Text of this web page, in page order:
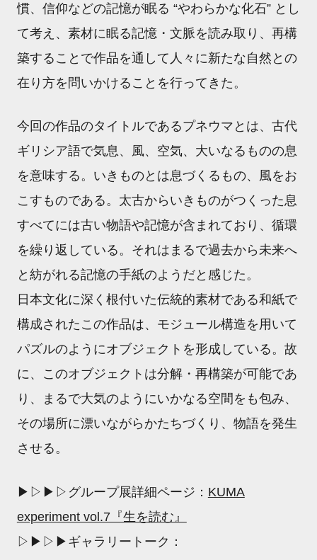
慣、信仰などの記憶が眠る “やわらかな化石” とし
て考え、素材に眠る記憶・文脈を読み取り、再構
築することで作品を通して人々に新たな自然との
在り方を問いかけることを行ってきた。
今回の作品のタイトルであるプネウマとは、古代
ギリシア語で気息、風、空気、大いなるものの息
を意味する。いきものとは息づくるもの、風をお
こすものである。太古からいきものがつくった息
すべてには古い物語や記憶が含まれており、循環
を繰り返している。それはまるで過去から未来へ
と紡がれる記憶の手紙のようだと感じた。
日本文化に深く根付いた伝統的素材である和紙で
構成されたこの作品は、モジュール構造を用いて
パズルのようにオブジェクトを形成している。故
に、このオブジェクトは分解・再構築が可能であ
り、まるで大気のようにいかなる空間をも包み、
その場所に漂いながらかたちづくり、物語を発生
させる。
▶▷▶▷グループ展詳細ページ： KUMA
experiment vol.7『生を読む』
▷▶▷▶ギャラリートーク：